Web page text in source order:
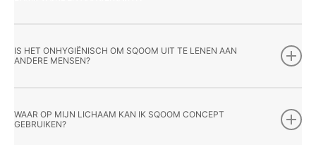
IS HET ONHYGIËNISCH OM SQOOM UIT TE LENEN AAN
ANDERE MENSEN?
WAAR OP MIJN LICHAAM KAN IK SQOOM CONCEPT
GEBRUIKEN?